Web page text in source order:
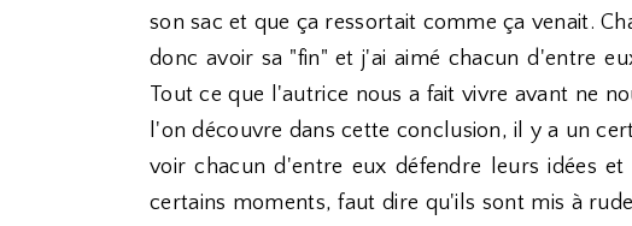
son sac et que ça ressortait comme ça venait.
donc avoir sa "fin" et j'ai aimé chacun d'entre
Tout ce que l'autrice nous a fait vivre avant ne
l'on découvre dans cette conclusion, il y a un
voir chacun d'entre eux défendre leurs idées
certains moments, faut dire qu'ils sont mis à